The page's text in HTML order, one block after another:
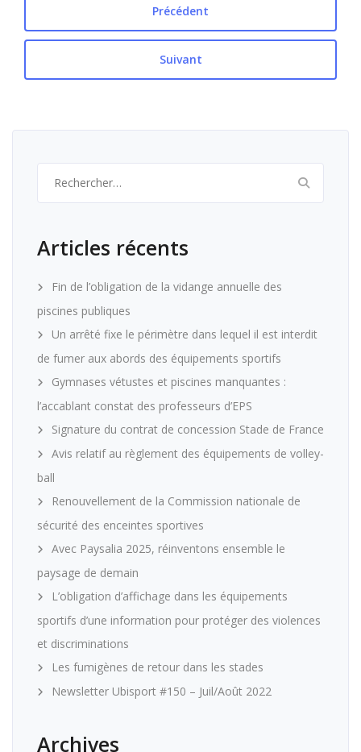
Précédent
Suivant
Articles récents
Fin de l’obligation de la vidange annuelle des
piscines publiques
Un arrêté fixe le périmètre dans lequel il est interdit
de fumer aux abords des équipements sportifs
Gymnases vétustes et piscines manquantes :
l’accablant constat des professeurs d’EPS
Signature du contrat de concession Stade de France
Avis relatif au règlement des équipements de volley-
ball
Renouvellement de la Commission nationale de
sécurité des enceintes sportives
Avec Paysalia 2025, réinventons ensemble le
paysage de demain
L’obligation d’affichage dans les équipements
sportifs d’une information pour protéger des violences
et discriminations
Les fumigènes de retour dans les stades
Newsletter Ubisport #150 – Juil/Août 2022
Archives